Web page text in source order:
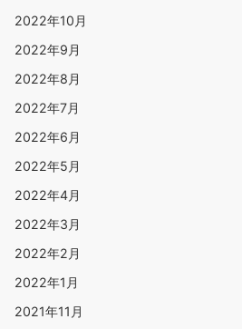
2022年10月
2022年9月
2022年8月
2022年7月
2022年6月
2022年5月
2022年4月
2022年3月
2022年2月
2022年1月
2021年11月